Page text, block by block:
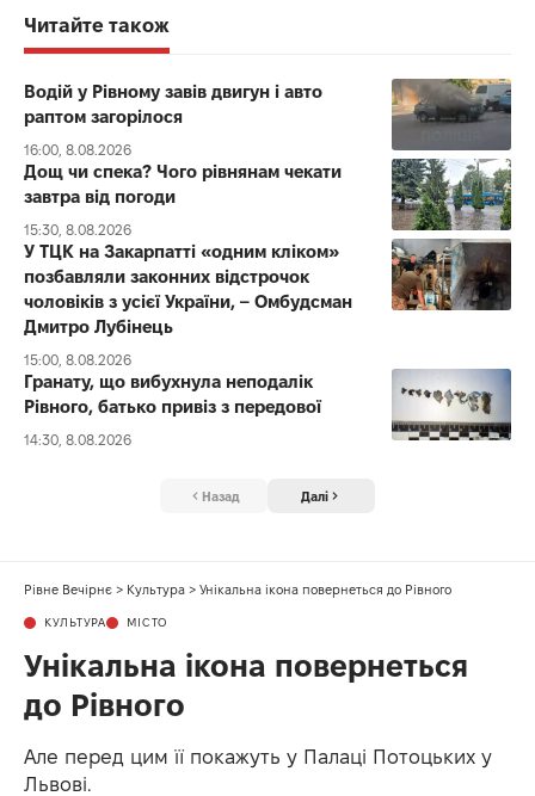
Читайте також
Водій у Рівному завів двигун і авто
раптом загорілося
16:00, 8.08.2026
Дощ чи спека? Чого рівнянам чекати
завтра від погоди
15:30, 8.08.2026
У ТЦК на Закарпатті «одним кліком»
позбавляли законних відстрочок
чоловіків з усієї України, – Омбудсман
Дмитро Лубінець
15:00, 8.08.2026
Гранату, що вибухнула неподалік
Рівного, батько привіз з передової
14:30, 8.08.2026
Назад Далі
Рівне Вечірнє > Культура > Унікальна ікона повернеться до Рівного
КУЛЬТУРА МІСТО
Унікальна ікона повернеться
до Рівного
Але перед цим її покажуть у Палаці Потоцьких у
Львові.